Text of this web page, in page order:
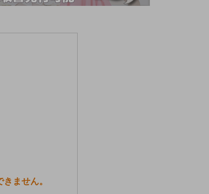
ません。